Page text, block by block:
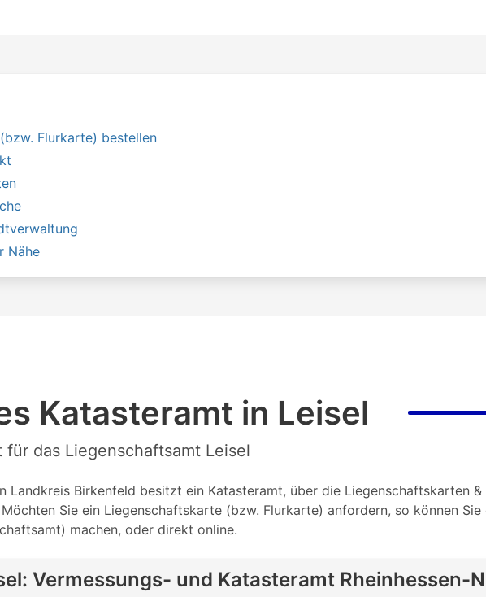
Flurkarte) bestellen
Nähe
Katasteramt in Leisel
das Liegenschaftsamt Leisel
Landkreis Birkenfeld besitzt ein Katasteramt, über die Liegenschaftskarten
Sie ein Liegenschaftskarte (bzw. Flurkarte) anfordern, so können
machen, oder direkt online.
Vermessungs- und Katasteramt Rheinhessen-